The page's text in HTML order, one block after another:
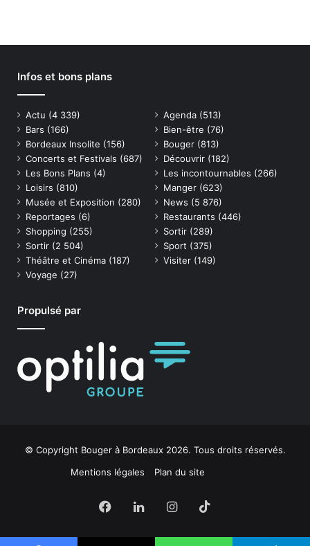
Infos et bons plans
Actu (4 339) Agenda (513)
Bars (166) Bien-être (76)
Bordeaux Insolite (156) Bouger (813)
Concerts et Festivals (687) Découvrir (182)
Les Bons Plans (4) Les incontournables (266)
Loisirs (810) Manger (623)
Musée et Exposition (280) News (5 876)
Reportages (6) Restaurants (446)
Shopping (255) Sortir (289)
Sortir (2 504) Sport (375)
Théâtre et Cinéma (187) Visiter (149)
Voyage (27)
Propulsé par
© Copyright Bouger à Bordeaux 2026. Tous droits réservés.
Mentions légales
Plan du site
Facebook
LinkedinInstagram